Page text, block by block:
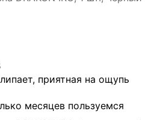
приятная на ощупь
месяцев пользуемся